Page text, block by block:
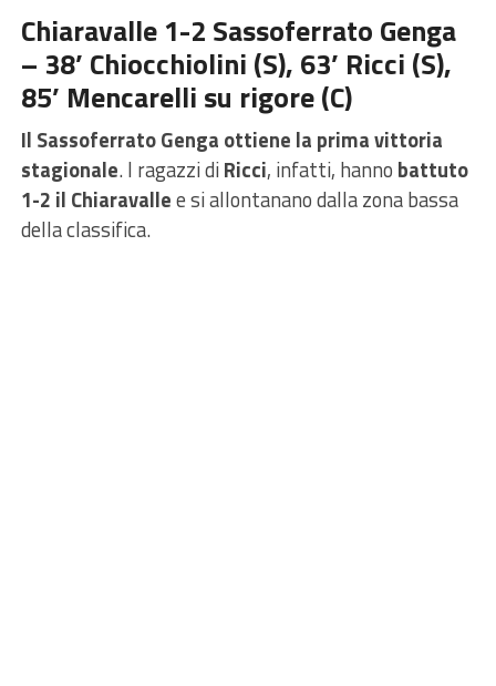
Chiaravalle 1-2 Sassoferrato Genga
– 38’ Chiocchiolini (S), 63’ Ricci (S),
85’ Mencarelli su rigore (C)
Il Sassoferrato Genga ottiene la prima vittoria
stagionale. I ragazzi diRicci, infatti, hanno battuto
1-2 il Chiaravallee si allontanano dalla zona bassa
della classifica.